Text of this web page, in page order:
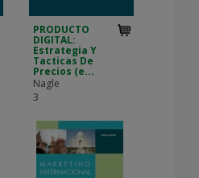
PRODUCTO
DIGITAL:
Estrategia Y
Tacticas De
Precios (e...
Nagle
3